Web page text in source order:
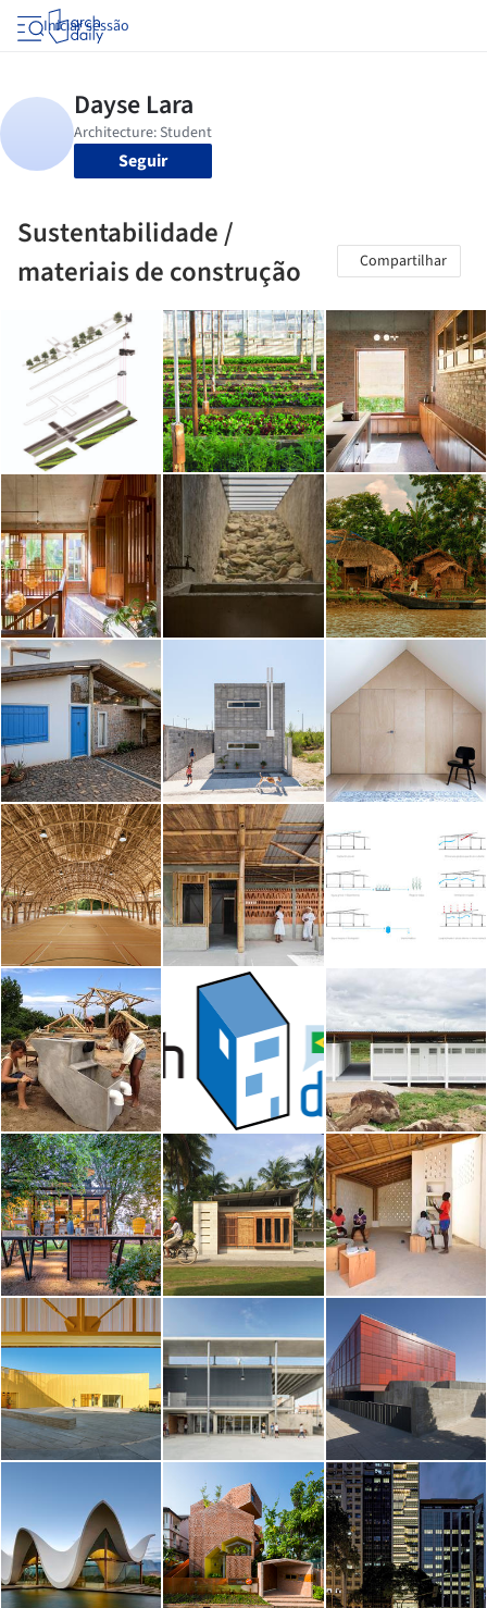
Iniciar sessão
Seguir
Sustentabilidade /
materiais de construção
Compartilhar